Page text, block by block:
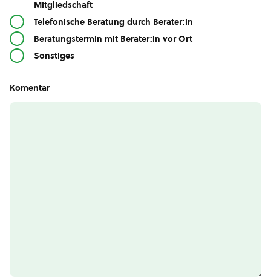
Mitgliedschaft
Telefonische Beratung durch Berater:in
Beratungstermin mit Berater:in vor Ort
Sonstiges
Komentar